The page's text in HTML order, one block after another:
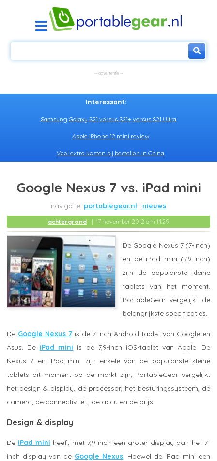
Interessant:
Samsung Galaxy S21 versus S21+ versus S21 Ultra
Apple iPhone 12 mini review
Veel extra kosten bij bestellen in China
Google Nexus 7 vs. iPad mini
portablegear.nl nieuws
achtergrond 17 november 2012 om 14:29
De Google Nexus 7 (7-inch)
en de iPad mini (7,9-inch)
zijn de populairste kleine
tablets van het moment.
PortableGear vergelijkt de
belangrijkste specificaties.
De Google Nexus 7 is de 7-inch Android-tablet van Google en
Asus. De iPad mini is de 7,9-inch iOS-tablet van Apple. De
Nexus 7 en iPad mini zijn enkele van de populairste kleine
tablets dit moment op de markt zijn; PortableGear vergelijkt
het design & display, de processor, het besturingssysteem, de
camera, de connectiviteit, de accu en de prijs.
Design & display
De iPad mini heeft met 7,9-inch een groter display dan het 7-
inch display van de Google Nexus . Hoewel de iPad mini een